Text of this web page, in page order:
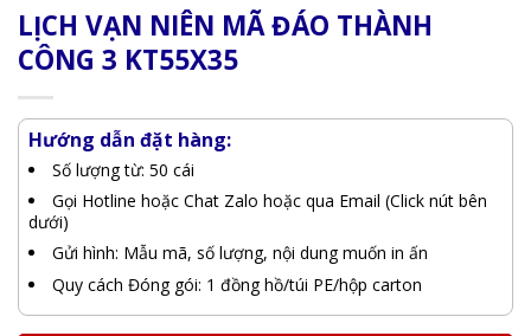
LỊCH VẠN NIÊN MÃ ĐÁO THÀNH
CÔNG 3 KT55X35
Hướng dẫn đặt hàng:
Số lượng từ: 50 cái
Gọi Hotline hoặc Chat Zalo hoặc qua Email (Click nút bên
dưới)
Gửi hình: Mẫu mã, số lượng, nội dung muốn in ấn
Quy cách Đóng gói: 1 đồng hồ/túi PE/hộp carton